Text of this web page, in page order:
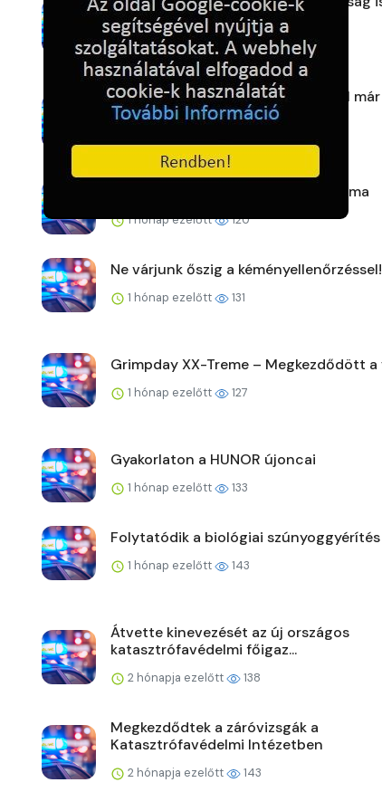
elismeri az ifjú tisz...
1 hónap ezelőtt 125
Marad a hőségriasztás, szombattól már
harmadfokú lesz
1 hónap ezelőtt 105
Érkezik az idei év első nagy hőhulláma
1 hónap ezelőtt 120
Ne várjunk őszig a kéményellenőrzéssel!
1 hónap ezelőtt 131
Grimpday XX-Treme – Megkezdődött a
1 hónap ezelőtt 127
Gyakorlaton a HUNOR újoncai
1 hónap ezelőtt 133
Folytatódik a biológiai szúnyoggyérítés
1 hónap ezelőtt 143
Átvette kinevezését az új országos
katasztrófavédelmi főigaz...
2 hónapja ezelőtt 138
Megkezdődtek a záróvizsgák a
Katasztrófavédelmi Intézetben
2 hónapja ezelőtt 143